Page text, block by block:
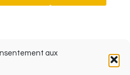
aux
Tiers-Lieux
(ZINC, Friche La Belle